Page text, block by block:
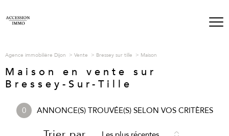
Agence immobilière Dijon Vente Bressey sur tille Maison
Maison en vente sur
Bressey-Sur-Tille
0 ANNONCE(S) TROUVÉE(S) SELON VOS CRITÈRES